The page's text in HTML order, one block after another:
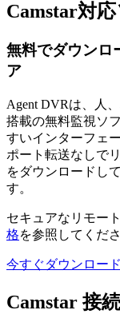
Camstar対
無料でダウンロ
ア
Agent DVRは、人
搭載の無料監視ソ
すいインターフェ
ポート転送なしで
をダウンロードし
す。
セキュアなリモー
格を参照してくださ
今すぐダウンロード
Camstar 接